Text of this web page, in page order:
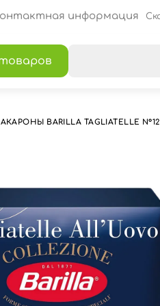
информация
BARILLA TAGLIATELLE